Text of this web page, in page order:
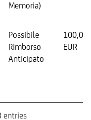
Memoria)
Possibile
Rimborso
Anticipato
100,00
EUR
entries